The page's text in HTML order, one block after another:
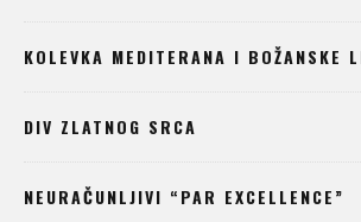
KOLEVKA MEDITERANA I BOŽANSKE
DIV ZLATNOG SRCA
NEURAČUNLJIVI “PAR EXCELLENCE”